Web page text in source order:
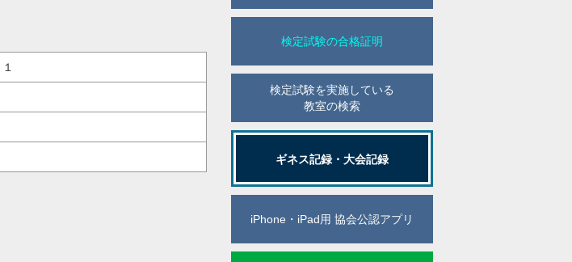
検定試験の合格証明
検定試験を実施している
教室の検索
ギネス記録・大会記録
iPhone・iPad用 協会公認アプリ